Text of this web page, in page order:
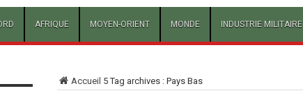
AFRIQUE MOYEN-ORIENT MONDE INDUSTRIE MILITAIRE
Accueil 5Tag archives : Pays Bas